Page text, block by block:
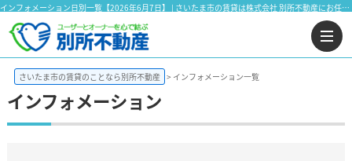
インフォメーション日別一覧【2026年6月7日】 | さいたま市の賃貸は株式会社 別所不動産にお任せ下さい！
さいたま市の賃貸のことなら別所不動産 インフォメーション一覧
インフォメーション